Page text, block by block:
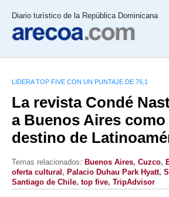
Diario turístico de la República Dominicana
LIDERA TOP FIVE CON UN PUNTAJE DE 76,1
La revista Condé
a Buenos Aires
destino de
Temas relacionados: Buenos Aires, Cuzco,
oferta cultural , Palacio Duhau Park Hyatt,
Santiago de Chile, top five, TripAdvisor